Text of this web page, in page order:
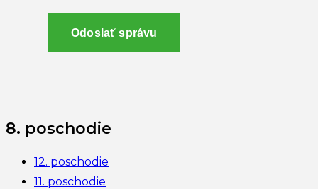
Odoslať správu
8. poschodie
12. poschodie
11. poschodie